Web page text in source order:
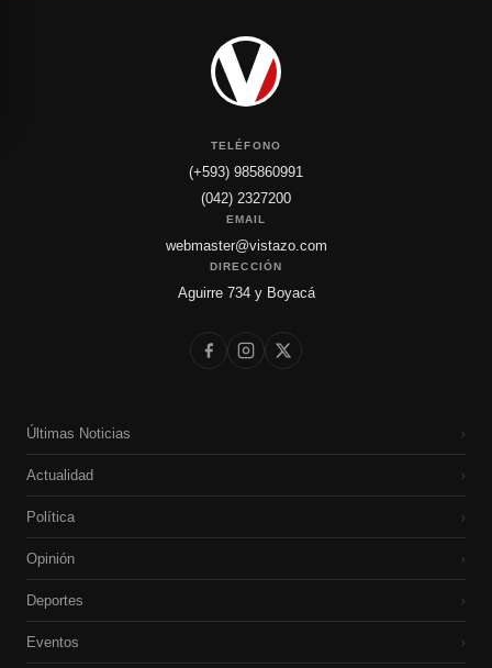
TELÉFONO
(+593) 985860991
(042) 2327200
EMAIL
webmaster@vistazo.com
DIRECCIÓN
Aguirre 734 y Boyacá
Últimas Noticias ›
Actualidad ›
Política ›
Opinión ›
Deportes ›
Eventos ›